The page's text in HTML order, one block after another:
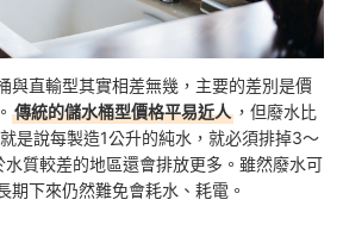
與直輸型其實相差無幾，主要的差別是價
傳統的儲水桶型價格平易近人 ，但廢水比
是說每製造1公升的純水，就必須排掉3～
質較差的地區還會排放更多。雖然廢水可
期下來仍然難免會耗水、耗電。